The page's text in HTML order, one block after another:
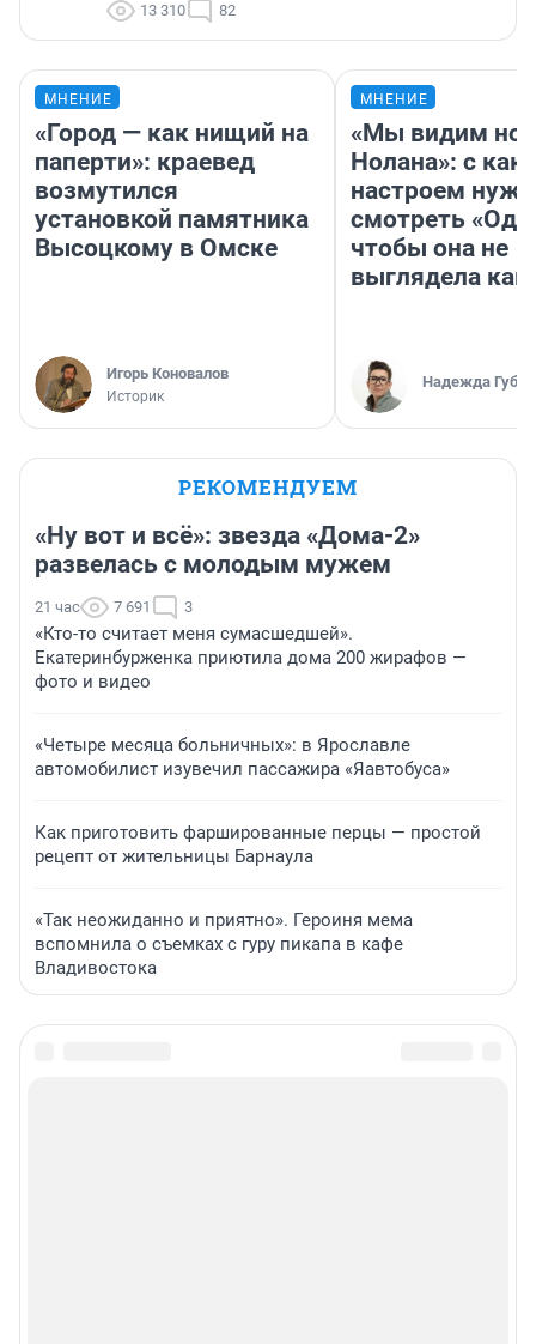
13 310 82
МНЕНИЕ
«Город — как нищий на
паперти»: краевед
возмутился
установкой памятника
Высоцкому в Омске
Игорь Коновалов
Историк
МНЕНИЕ
«Мы видим
Нолана»: с
настроем
смотреть
чтобы она не
выглядела как
Надежда
РЕКОМЕНДУЕМ
«Ну вот и всё»: звезда «Дома-2»
развелась с молодым мужем
21 час 7 691 3
«Кто-то считает меня сумасшедшей».
Екатеринбурженка приютила дома 200 жирафов —
фото и видео
«Четыре месяца больничных»: в Ярославле
автомобилист изувечил пассажира «Яавтобуса»
Как приготовить фаршированные перцы — простой
рецепт от жительницы Барнаула
«Так неожиданно и приятно». Героиня мема
вспомнила о съемках с гуру пикапа в кафе
Владивостока